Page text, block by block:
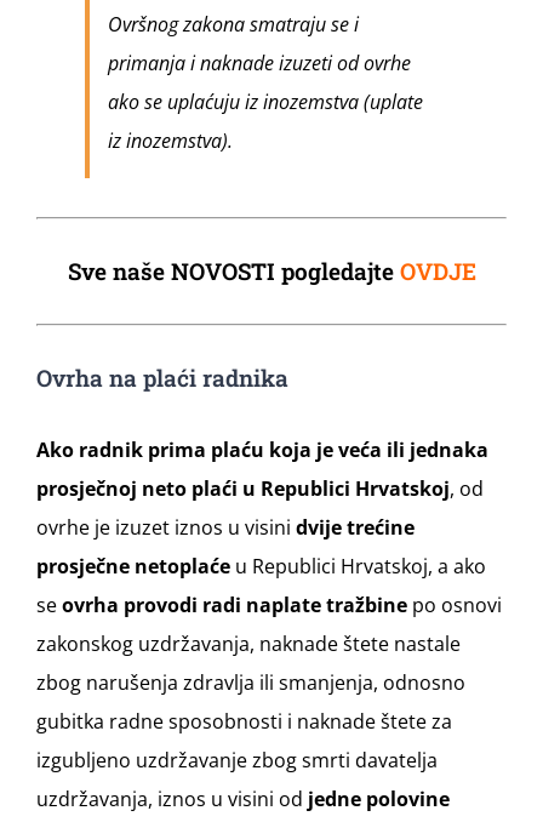
Ovršnog zakona smatraju se i
primanja i naknade izuzeti od ovrhe
ako se uplaćuju iz inozemstva (uplate
iz inozemstva).
Sve naše NOVOSTI pogledajte OVDJE
Ovrha na plaći radnika
Ako radnik prima plaću koja je veća ili jednaka
prosječnoj neto plaći u Republici Hrvatskoj, od
ovrhe je izuzet iznos u visini dvije trećine
prosječne netoplaće u Republici Hrvatskoj, a ako
seovrha provodi radi naplate tražbine po osnovi
zakonskog uzdržavanja, naknade štete nastale
zbog narušenja zdravlja ili smanjenja, odnosno
gubitka radne sposobnosti i naknade štete za
izgubljeno uzdržavanje zbog smrti davatelja
uzdržavanja, iznos u visini od jedne polovine